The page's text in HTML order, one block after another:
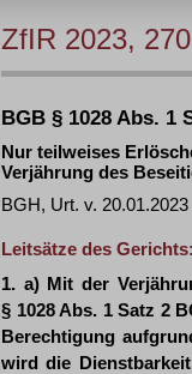
ZfIR 2023, 270
BGB § 1028 Abs. 1
Nur teilweises
Verjährung des
BGH, Urt. v.
Leitsätze des Gerichts:
1. a) Mit der
§ 1028 Abs. 1 Satz 2
Berechtigung
wird die